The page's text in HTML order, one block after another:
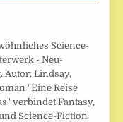
Science-
- Neu-
Autor: Lindsay,
"Eine Reise
verbindet Fantasy,
Science-Fiction